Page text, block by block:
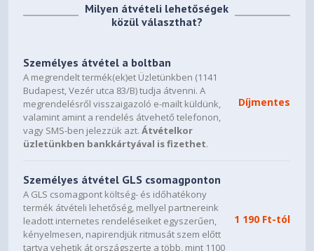
Milyen átvételi lehetőségek
közül választhat?
Személyes átvétel a boltban
A megrendelt termék(ek)et Üzletünkben (1141
Budapest, Vezér utca 83/B) tudja átvenni. A
megrendelésről visszaigazoló e-mailt küldünk,
valamint amint a rendelés átvehető telefonon,
vagy SMS-ben jelezzük azt.Átvételkor
üzletünkben bankkártyával is fizethet.
Díjmentes
Személyes átvétel GLS csomagponton
A GLS csomagpont költség- és időhatékony
termék átvételi lehetőség, mellyel partnereink
leadott internetes rendeléseiket egyszerűen,
kényelmesen, napirendjük ritmusát szem előtt
tartva vehetik át országszerte a több, mint 1100
1 190 Ft-tól